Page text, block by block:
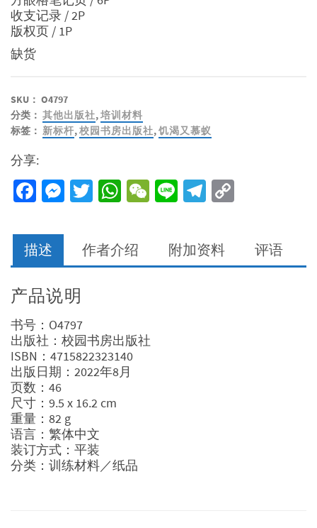
收支记录 / 2P
版权页 / 1P
缺货
SKU： O4797
分类： 其他出版社,培训材料
标签： 新标杆,校园书房出版社,饥渴又慕蚁
分享:
Facebook
Messenger
Twitter
WhatsApp
WeChat
LineTelegram
描述 作者介绍 附加资料 评语
产品说明
书号：O4797
出版社：校园书房出版社
ISBN：4715822323140
出版日期：2022年8月
页数：46
尺寸：9.5 x 16.2 cm
重量：82 g
语言：繁体中文
装订方式：平装
分类：训练材料／纸品